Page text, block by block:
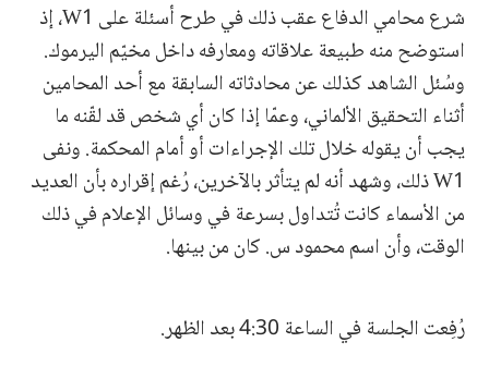
شرع محامي الدفاع عقب ذلك في طرح أسئلة على W1، إذ
استوضح منه طبيعة علاقاته ومعارفه داخل مخيّم اليرموك.
وسُئل الشاهد كذلك عن محادثاته السابقة مع أحد المحامين
أثناء التحقيق الألماني، وعمّا إذا كان أي شخص قد لقّنه ما
يجب أن يقوله خلال تلك الإجراءات أو أمام المحكمة. ونفى
W1 ذلك، وشهد أنه لم يتأثر بالآخرين، رُغم إقراره بأن العديد
من الأسماء كانت تُتداول بسرعة في وسائل الإعلام في ذلك
الوقت، وأن اسم محمود س. كان من بينها.
رُفِعت الجلسة في الساعة 4:30 بعد الظهر.